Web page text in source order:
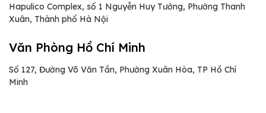
Hapulico Complex, số 1 Nguyễn Huy Tưởng, Phường Thanh
Xuân, Thành phố Hà Nội
Văn Phòng Hồ Chí Minh
Số 127, Đường Võ Văn Tần, Phường Xuân Hòa, TP Hồ Chí
Minh